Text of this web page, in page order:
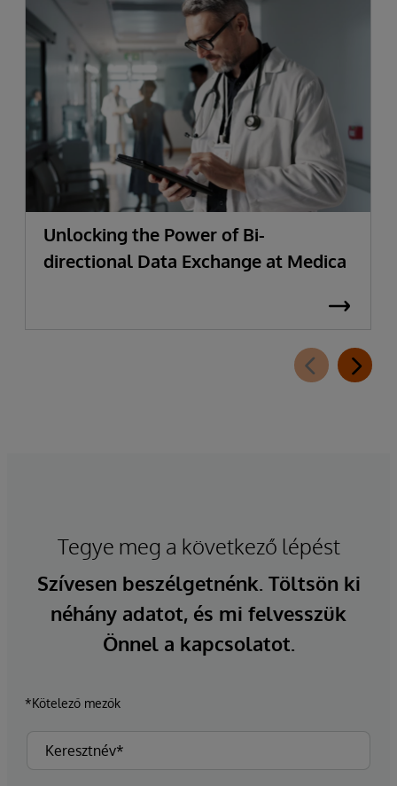
Unlocking the Power of Bi-
directional Data Exchange at Medica
Tegye meg a következő lépést
Szívesen beszélgetnénk. Töltsön ki
néhány adatot, és mi felvesszük
Önnel a kapcsolatot.
*Kötelező mezők